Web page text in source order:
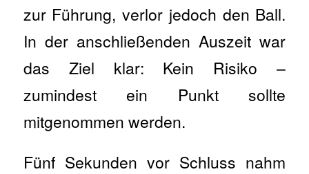
zur Führung, verlor jedoch den Ball.
In der anschließenden Auszeit war
das Ziel klar: Kein Risiko –
zumindest ein Punkt sollte
mitgenommen werden.
Fünf Sekunden vor Schluss nahm